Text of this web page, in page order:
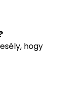
hogy